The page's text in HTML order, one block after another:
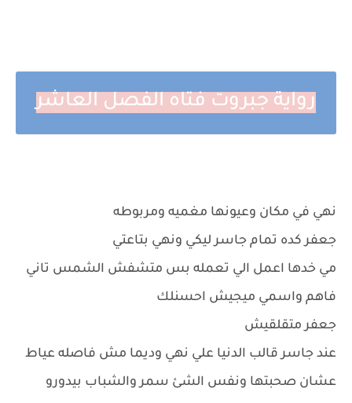
رواية جبروت فتاه الفصل العاشر
نهي في مكان وعيونها مغميه ومربوطه
جعفر كده تمام جاسر ليكي ونهي بتاعتي
مي خدها اعمل الي تعمله بس متشفش الشمس تاني
فاهم واسمي ميجيش احسنلك
جعفر متقلقيش
عند جاسر قالب الدنيا علي نهي وديما مش فاصله عياط
عشان صحبتها ونفس الشئ سمر والشباب بيدورو